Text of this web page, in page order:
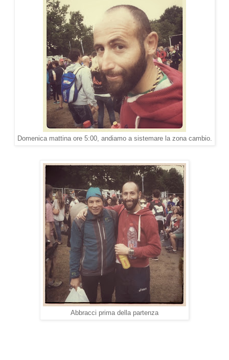
Domenica mattina ore 5:00, andiamo a sistemare la zona cambio.
Abbracci prima della partenza